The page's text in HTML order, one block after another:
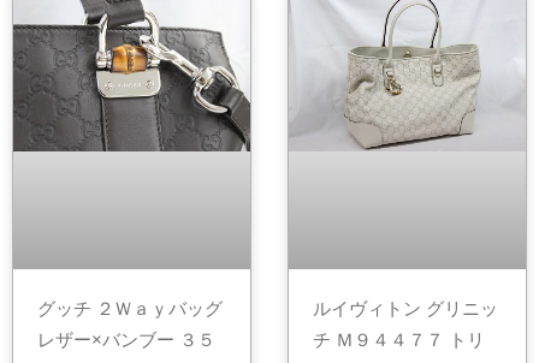
グッチ ２Ｗａｙバッグ
レザー×バンブー ３５
ルイヴィトン グリニッ
チ Ｍ９４４７７ トリ